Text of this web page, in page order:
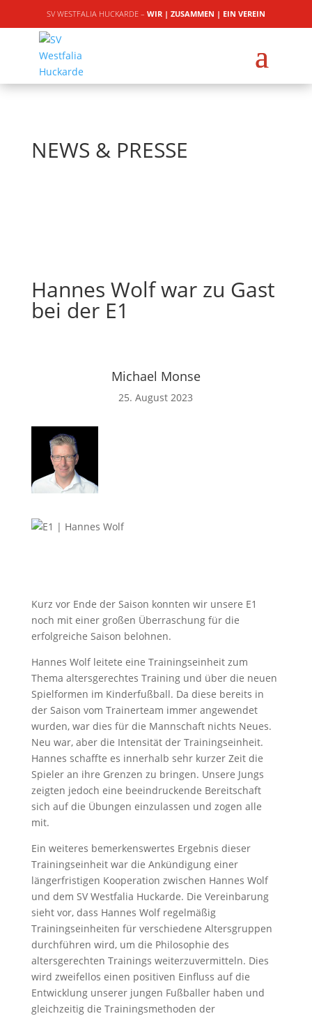
SV WESTFALIA HUCKARDE – WIR | ZUSAMMEN | EIN VEREIN
NEWS & PRESSE
Hannes Wolf war zu Gast
bei der E1
Michael Monse
25. August 2023
Kurz vor Ende der Saison konnten wir unsere E1
noch mit einer großen Überraschung für die
erfolgreiche Saison belohnen.
Hannes Wolf leitete eine Trainingseinheit zum
Thema altersgerechtes Training und über die neuen
Spielformen im Kinderfußball. Da diese bereits in
der Saison vom Trainerteam immer angewendet
wurden, war dies für die Mannschaft nichts Neues.
Neu war, aber die Intensität der Trainingseinheit.
Hannes schaffte es innerhalb sehr kurzer Zeit die
Spieler an ihre Grenzen zu bringen. Unsere Jungs
zeigten jedoch eine beeindruckende Bereitschaft
sich auf die Übungen einzulassen und zogen alle
mit.
Ein weiteres bemerkenswertes Ergebnis dieser
Trainingseinheit war die Ankündigung einer
längerfristigen Kooperation zwischen Hannes Wolf
und dem SV Westfalia Huckarde. Die Vereinbarung
sieht vor, dass Hannes Wolf regelmäßig
Trainingseinheiten für verschiedene Altersgruppen
durchführen wird, um die Philosophie des
altersgerechten Trainings weiterzuvermitteln. Dies
wird zweifellos einen positiven Einfluss auf die
Entwicklung unserer jungen Fußballer haben und
gleichzeitig die Trainingsmethoden der